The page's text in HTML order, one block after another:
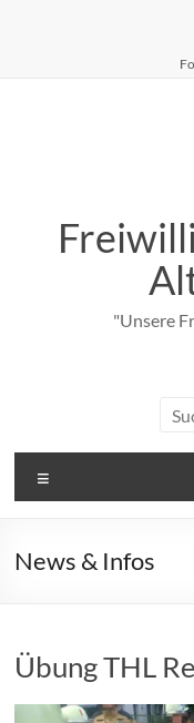
"Unsere
News & Infos
Übung THL